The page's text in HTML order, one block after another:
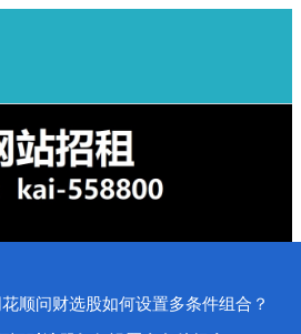
顺问财选股如何设置多条件组合？